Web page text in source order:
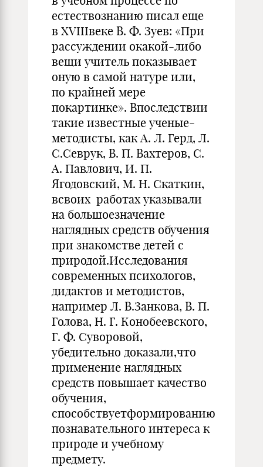
естествознанию писал еще
в XVIIIвеке В. Ф. Зуев: «При
рассуждении окакой-либо
вещи учитель показывает
оную в самой натуре или,
по крайней мере
покартинке». Впоследствии
такие известные ученые-
методисты, как А. Л. Герд, Л.
С.Севрук, В. П. Вахтеров, С.
А. Павлович, И. П.
Ягодовский, М. Н. Скаткин,
всвоих работах указывали
на большоезначение
наглядных средств обу­чения
при знакомстве детей с
природой.Исследования
современ­ных психологов,
дидактов и методистов,
например Л. В.Занкова, В. П.
Голова, Н. Г. Конобеевского,
Г. Ф. Суворовой,
убедительно до­казали,что
применение наглядных
средств повышает качество
обу­чения,
способствуетформированию
познавательного интереса к
природе и учебному
предмету.